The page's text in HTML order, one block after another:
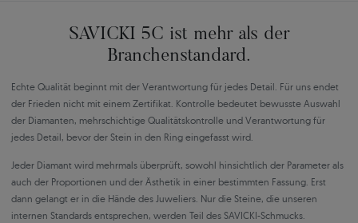
SAVICKI 5C ist mehr als der
Branchenstandard.
Echte Qualität beginnt mit der Verantwortung für jedes Detail. Für uns endet
der Frieden nicht mit einem Zertifikat. Kontrolle bedeutet bewusste Auswahl
der Diamanten, mehrschichtige Qualitätskontrolle und Verantwortung für
jedes Detail, bevor der Stein in den Ring eingefasst wird.
Jeder Diamant wird mehrmals überprüft, sowohl hinsichtlich der Parameter als
auch der Proportionen und der Ästhetik in einer bestimmten Fassung. Erst
dann gelangt er in die Hände des Juweliers. Nur die Steine, die unseren
internen Standards entsprechen, werden Teil des SAVICKI-Schmucks.